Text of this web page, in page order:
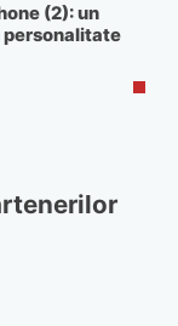
(2): un